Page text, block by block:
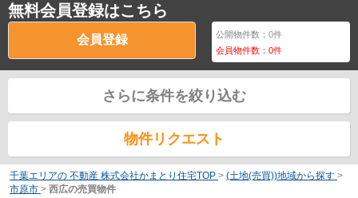
無料会員登録はこちら
会員登録 公開物件数：0件
会員物件数：0件
さらに条件を絞り込む
物件リクエスト
千葉エリアの 不動産 株式会社かまとり住宅TOP > (土地(売買))地域から探す >
市原市 > 西広の売買物件